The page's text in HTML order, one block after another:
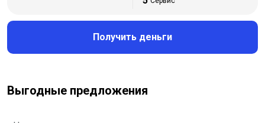
Получить деньги
Выгодные предложения